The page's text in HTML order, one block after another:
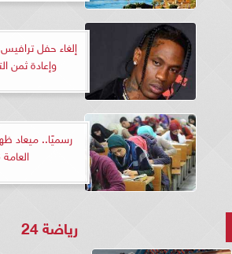
إلغاء حفل
وإعادة ثمن
رسميًا.. ميعاد
العامة 2023
رياضة 24